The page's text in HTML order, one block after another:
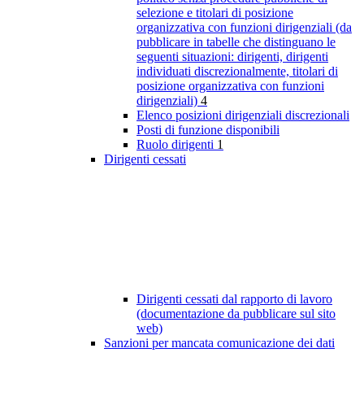
selezione e titolari di posizione
organizzativa con funzioni dirigenziali (da
pubblicare in tabelle che distinguano le
seguenti situazioni: dirigenti, dirigenti
individuati discrezionalmente, titolari di
posizione organizzativa con funzioni
dirigenziali) 4
Elenco posizioni dirigenziali discrezionali
Posti di funzione disponibili
Ruolo dirigenti 1
Dirigenti cessati
Dirigenti cessati dal rapporto di lavoro
(documentazione da pubblicare sul sito
web)
Sanzioni per mancata comunicazione dei dati